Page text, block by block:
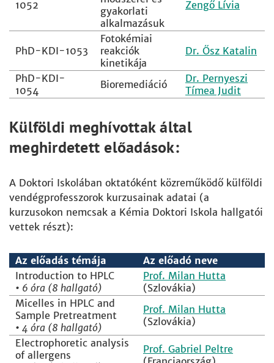
1052
gyakorlati
alkalmazásuk
Zengő Lívia
PhD-KDI-1053
Fotokémiai
reakciók
kinetikája
Dr. Ősz Katalin
PhD-KDI-
1054
Bioremediáció
Dr. Pernyeszi
Tímea Judit
Külföldi meghívottak által
meghirdetett előadások:
A Doktori Iskolában oktatóként közreműködő külföldi
vendégprofesszorok kurzusainak adatai (a
kurzusokon nemcsak a Kémia Doktori Iskola hallgatói
vettek részt):
Az előadás témája
Az előadó neve
Introduction to HPLC
• 6 óra (8 hallgató)
Prof. Milan Hutta
(Szlovákia)
Micelles in HPLC and
Sample Pretreatment
• 4 óra (8 hallgató)
Prof. Milan Hutta
(Szlovákia)
Electrophoretic analysis
of allergens
Prof. Gabriel Peltre